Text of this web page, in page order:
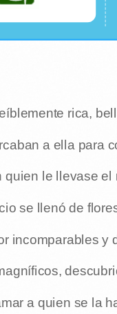
rica,
a ella para
le llevase el
se llenó de
incomparables y
a quien se la